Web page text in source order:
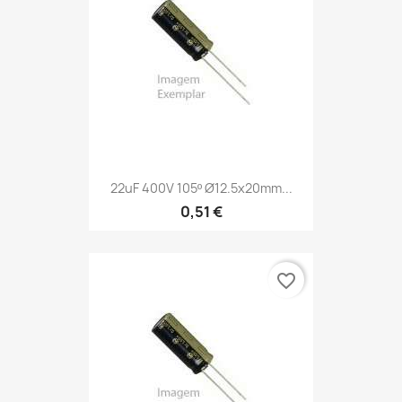
22uF 400V 105º Ø12.5x20mm...
0,51 €
favorite_border